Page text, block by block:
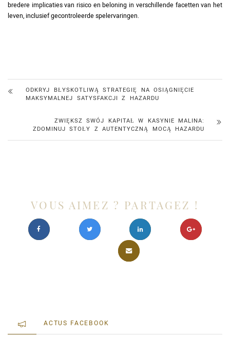
bredere implicaties van risico en beloning in verschillende facetten van het
leven, inclusief gecontroleerde spelervaringen.
ODKRYJ BŁYSKOTLIWĄ STRATEGIĘ NA OSIĄGNIĘCIE
MAKSYMALNEJ SATYSFAKCJI Z HAZARDU
ZWIĘKSZ SWÓJ KAPITAŁ W KASYNIE MALINA:
ZDOMINUJ STOŁY Z AUTENTYCZNĄ MOCĄ HAZARDU
VOUS AIMEZ ? PARTAGEZ !
ACTUS FACEBOOK